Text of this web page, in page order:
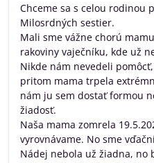
Chceme sa s celou rodinou
Milosrdných sestier.
Mali sme vážne chorú
rakoviny vaječníku, kde už
Nikde nám nevedeli
pritom mama trpela
nám ju sem dostať formou
žiadosť.
Naša mama zomrela
vyrovnávame. No sme
Nádej nebola už žiadna, no